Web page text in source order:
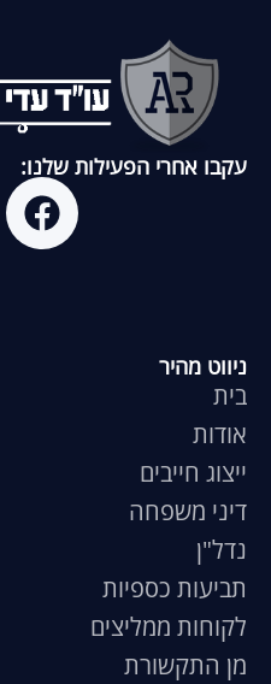
עקבו אחרי הפעילות שלנו:
ניווט מהיר
בית
אודות
ייצוג חייבים
דיני משפחה
נדל"ן
תביעות כספיות
לקוחות ממליצים
מן התקשורת